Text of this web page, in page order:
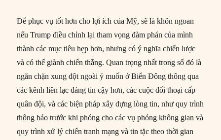
Để phục vụ tốt hơn cho lợi ích của Mỹ, sẽ là khôn ngoan
nếu Trump điều chỉnh lại tham vọng đàm phán của mình
thành các mục tiêu hẹp hơn, nhưng có ý nghĩa chiến lược
và có thể giành chiến thắng. Quan trọng nhất trong số đó là
ngăn chặn xung đột ngoài ý muốn ở Biển Đông thông qua
các kênh liên lạc đáng tin cậy hơn, các cuộc đối thoại cấp
quân đội, và các biện pháp xây dựng lòng tin, như quy trình
thông báo trước khi phóng cho các vụ phóng không gian và
quy trình xử lý chiến tranh mạng và tin tặc theo thời gian